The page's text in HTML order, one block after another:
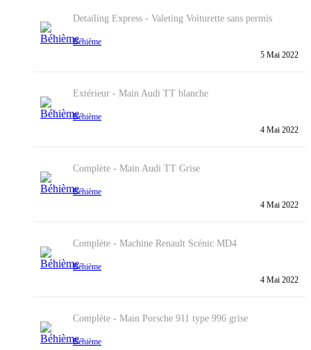
Detailing Express - Valeting Voiturette sans permis
Béhième
5 Mai 2022
Extérieur - Main Audi TT blanche
Béhième
4 Mai 2022
Complète - Main Audi TT Grise
Béhième
4 Mai 2022
Complète - Machine Renault Scénic MD4
Béhième
4 Mai 2022
Complète - Main Porsche 911 type 996 grise
Béhième